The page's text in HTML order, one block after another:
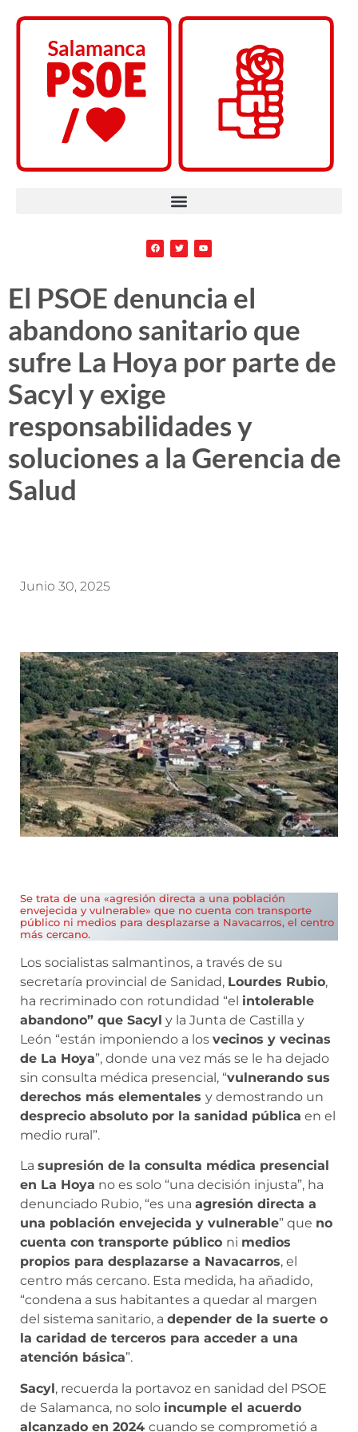
El PSOE denuncia el
abandono sanitario que
sufre La Hoya por parte de
Sacyl y exige
responsabilidades y
soluciones a la Gerencia de
Salud
Junio 30, 2025
Se trata de una «agresión directa a una población
envejecida y vulnerable» que no cuenta con transporte
público ni medios para desplazarse a Navacarros, el centro
más cercano.
Los socialistas salmantinos, a través de su
secretaría provincial de Sanidad, Lourdes Rubio,
ha recriminado con rotundidad “el intolerable
abandono” que Sacyl y la Junta de Castilla y
León “están imponiendo a los vecinos y vecinas
de La Hoya”, donde una vez más se le ha dejado
sin consulta médica presencial, “vulnerando sus
derechos más elementales y demostrando un
desprecio absoluto por la sanidad pública en el
medio rural”.
La supresión de la consulta médica presencial
en La Hoya no es solo “una decisión injusta”, ha
denunciado Rubio, “es una agresión directa a
una población envejecida y vulnerable” que no
cuenta con transporte público ni medios
propios para desplazarse a Navacarros, el
centro más cercano. Esta medida, ha añadido,
“condena a sus habitantes a quedar al margen
del sistema sanitario, a depender de la suerte o
la caridad de terceros para acceder a una
atención básica”.
Sacyl, recuerda la portavoz en sanidad del PSOE
de Salamanca, no solo incumple el acuerdo
alcanzado en 2024 cuando se comprometió a